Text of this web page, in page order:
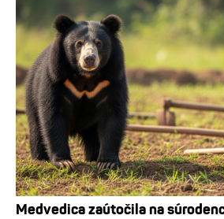
Medvedica zaútočila na